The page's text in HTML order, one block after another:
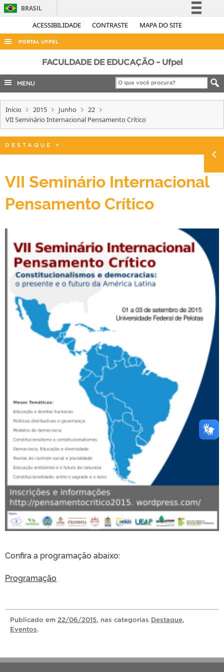
ACESSIBILIDADE CONTRASTE MAPA DO SITE
BRASIL
Simplifique!
Acesso à informação
Legislação
Canais
PORTAL UFPEL
ACESSO À INFORMAÇÃO
AUDITORIA
COBALTO
CONCURSOS
INTERNACIONAL
PORTARIAS
FACULDADE DE EDUCAÇÃO – Ufpel
MENU
Início 2015 Junho
22
VII Seminário Internacional Pensamento Crítico
DESTAQUE >
VII Seminário Internacional
Pensamento Crítico
Confira a programação abaixo:
Programação
Publicado em 22/06/2015, nas categorias Destaque,
Eventos.